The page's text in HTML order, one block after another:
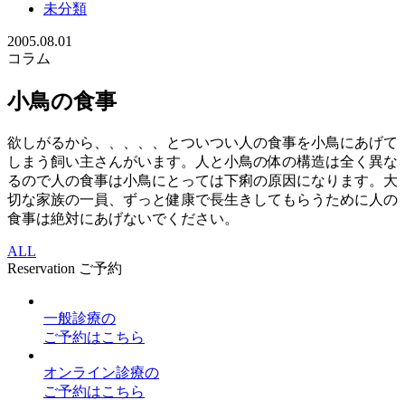
未分類
2005.08.01
コラム
小鳥の食事
欲しがるから、、、、、とついつい人の食事を小鳥にあげて
しまう飼い主さんがいます。人と小鳥の体の構造は全く異な
るので人の食事は小鳥にとっては下痢の原因になります。大
切な家族の一員、ずっと健康で長生きしてもらうために人の
食事は絶対にあげないでください。
ALL
Reservation ご予約
一般診療の
ご予約はこちら
オンライン診療の
ご予約はこちら